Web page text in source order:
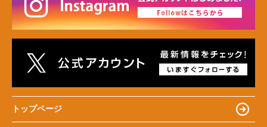
トップページ